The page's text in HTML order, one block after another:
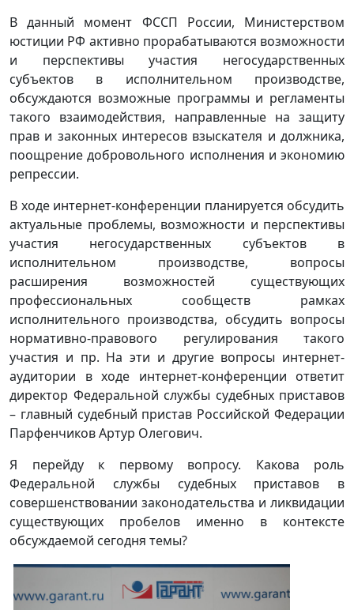
В данный момент ФССП России, Министерством
юстиции РФ активно прорабатываются возможности
и перспективы участия негосударственных
субъектов в исполнительном производстве,
обсуждаются возможные программы и регламенты
такого взаимодействия, направленные на защиту
прав и законных интересов взыскателя и должника,
поощрение добровольного исполнения и экономию
репрессии.
В ходе интернет-конференции планируется обсудить
актуальные проблемы, возможности и перспективы
участия негосударственных субъектов в
исполнительном производстве, вопросы
расширения возможностей существующих
профессиональных сообществ рамках
исполнительного производства, обсудить вопросы
нормативно-правового регулирования такого
участия и пр. На эти и другие вопросы интернет-
аудитории в ходе интернет-конференции ответит
директор Федеральной службы судебных приставов
– главный судебный пристав Российской Федерации
Парфенчиков Артур Олегович.
Я перейду к первому вопросу. Какова роль
Федеральной службы судебных приставов в
совершенствовании законодательства и ликвидации
существующих пробелов именно в контексте
обсуждаемой сегодня темы?